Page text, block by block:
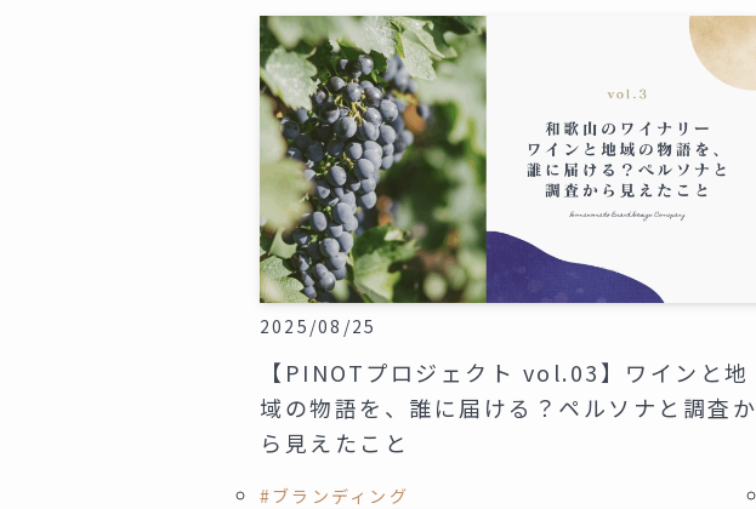
2025/08/25
【PINOTプロジェクト vol.03】ワインと地
域の物語を、誰に届ける？ペルソナと調査か
ら見えたこと
#ブランディング